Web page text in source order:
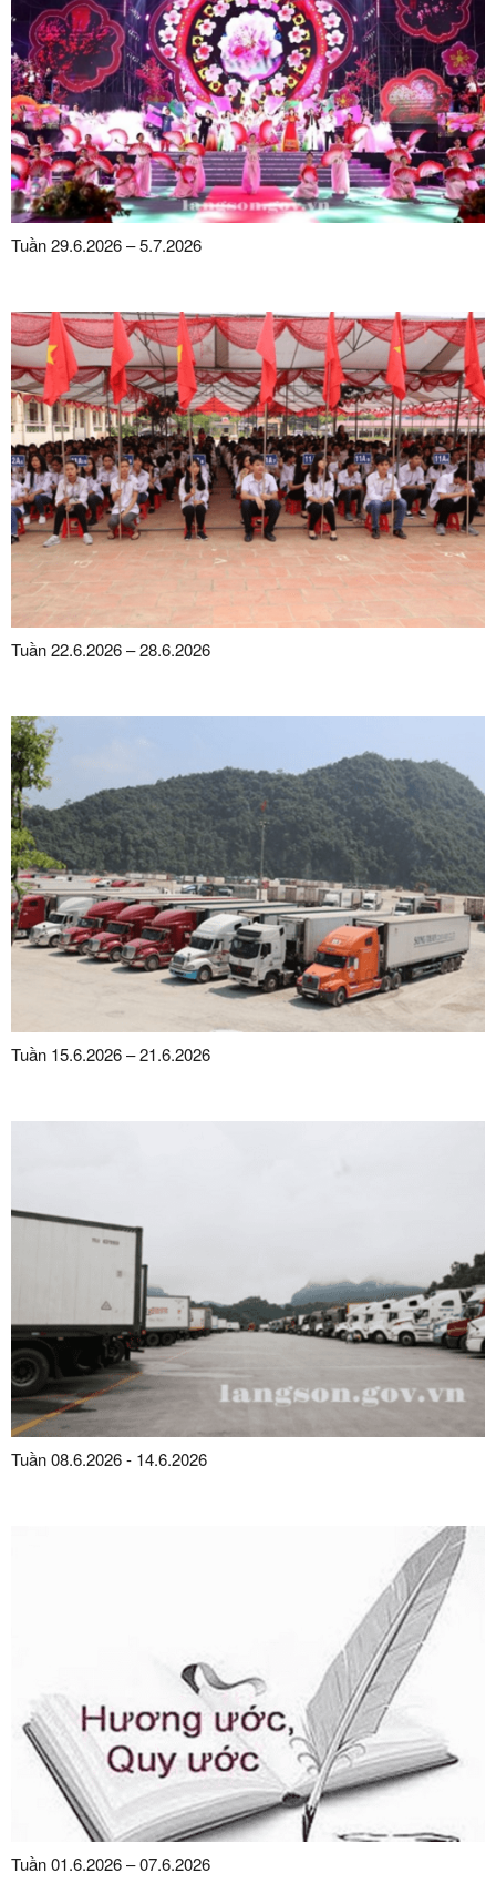
Tuần 29.6.2026 – 5.7.2026
Tuần 22.6.2026 – 28.6.2026
Tuần 15.6.2026 – 21.6.2026
Tuần 08.6.2026 - 14.6.2026
Tuần 01.6.2026 – 07.6.2026